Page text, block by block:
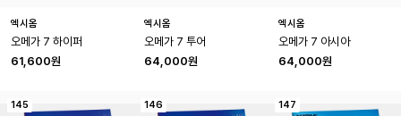
엑시옴
오메가 7 하이퍼
61,600원
엑시옴
오메가 7 투어
64,000원
엑시옴
오메가 7 아시아
64,000원
145 146 147